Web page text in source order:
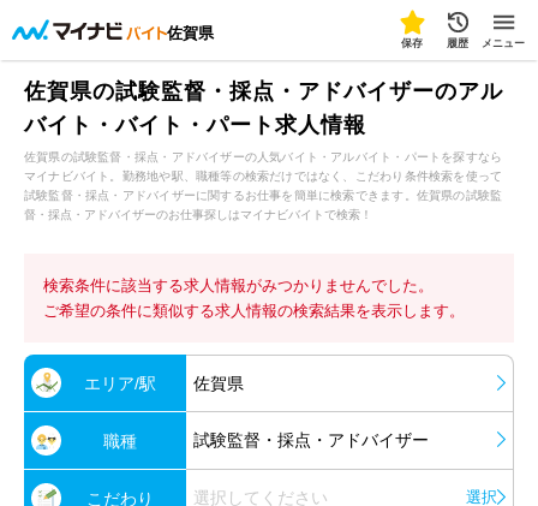
佐賀県
保存 履歴 メニュー
佐賀県の試験監督・採点・アドバイザーのアル
バイト・バイト・パート求人情報
佐賀県の試験監督・採点・アドバイザーの人気バイト・アルバイト・パートを探すなら
マイナビバイト。勤務地や駅、職種等の検索だけではなく、こだわり条件検索を使って
試験監督・採点・アドバイザーに関するお仕事を簡単に検索できます。佐賀県の試験監
督・採点・アドバイザーのお仕事探しはマイナビバイトで検索！
検索条件に該当する求人情報がみつかりませんでした。
ご希望の条件に類似する求人情報の検索結果を表示します。
エリア/駅 佐賀県
職種 試験監督・採点・アドバイザー
こだわり 選択してください 選択